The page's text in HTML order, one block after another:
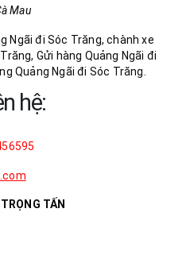
Mau
Ngãi đi Sóc Trăng, chành xe
Gửi hàng Quảng Ngãi đi
Quảng Ngãi đi Sóc Trăng.
hệ:
TẤN